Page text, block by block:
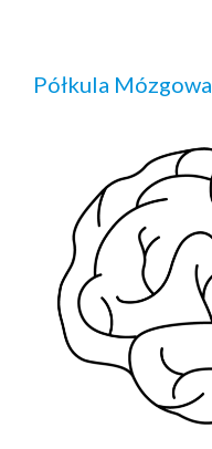
Półkula Mózgowa